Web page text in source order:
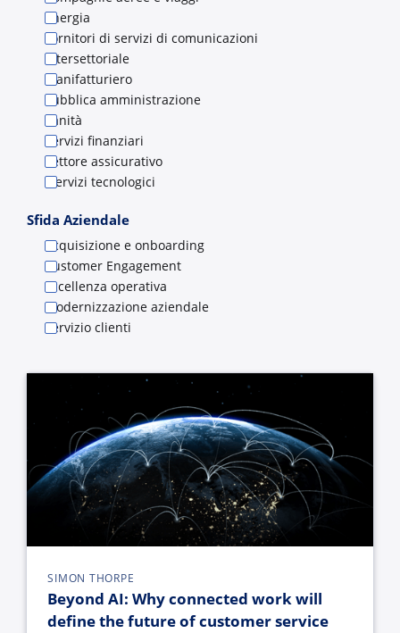
Energia
Fornitori di servizi di comunicazioni
Intersettoriale
Manifatturiero
Pubblica amministrazione
Sanità
Servizi finanziari
Settore assicurativo
Servizi tecnologici
Sfida Aziendale
Acquisizione e onboarding
Customer Engagement
Eccellenza operativa
Modernizzazione aziendale
Servizio clienti
Beyond AI: Why connected work will define the future of
SIMON THORPE
Beyond AI: Why connected work will
define the future of customer service